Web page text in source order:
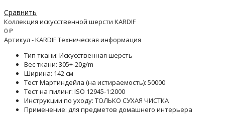
Сравнить
Коллекция искусственной шерсти KARDIF
0₽
Артикул - KARDIF Техническая информация
Тип ткани: Искусственная шерсть
Вес ткани: 305+-20g/m
Ширина: 142 см
Тест Мартиндейла (на истираемость): 50000
Тест на пилинг: ISO 12945-1:2000
Инструкции по уходу: ТОЛЬКО СУХАЯ ЧИСТКА
Применение: для предметов домашнего интерьера